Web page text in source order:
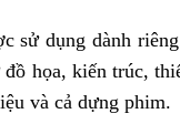
sử dụng dành
họa, kiến trúc,
và cả dựng phim.